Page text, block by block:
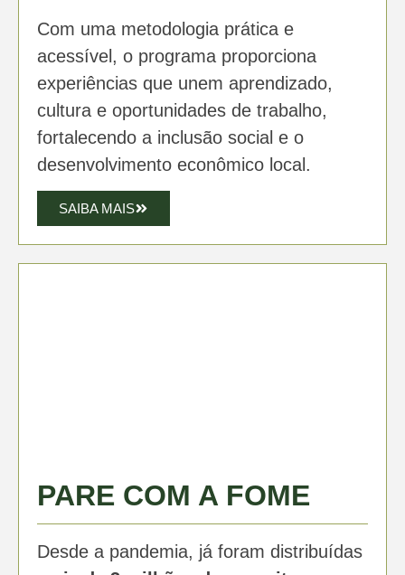
Com uma metodologia prática e
acessível, o programa proporciona
experiências que unem aprendizado,
cultura e oportunidades de trabalho,
fortalecendo a inclusão social e o
desenvolvimento econômico local.
SAIBA MAIS
PARE COM A FOME
Desde a pandemia, já foram distribuídas